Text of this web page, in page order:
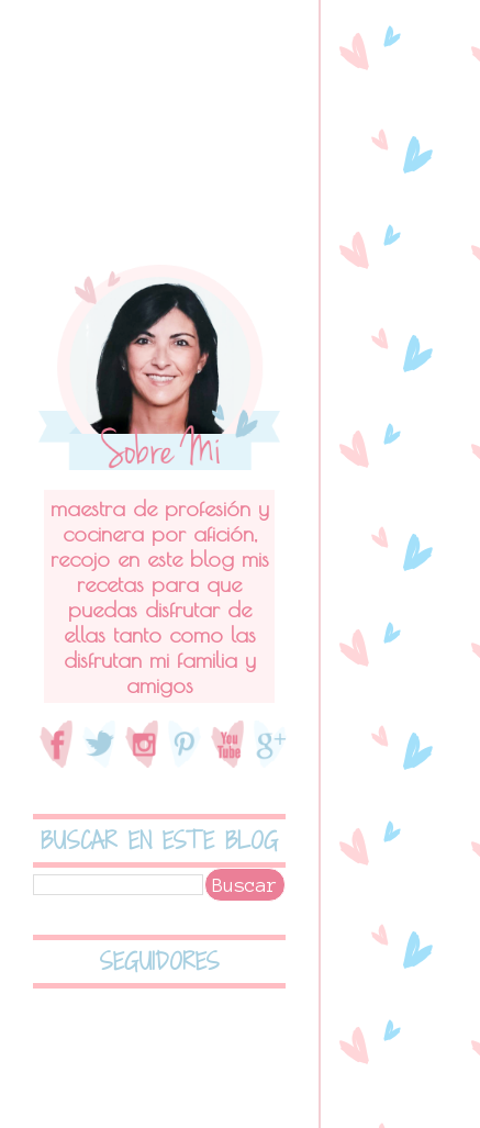
maestra de profesión y
cocinera por afición,
recojo en este blog mis
recetas para que
puedas disfrutar de
ellas tanto como las
disfrutan mi familia y
amigos
BUSCAR EN ESTE BLOG
SEGUIDORES